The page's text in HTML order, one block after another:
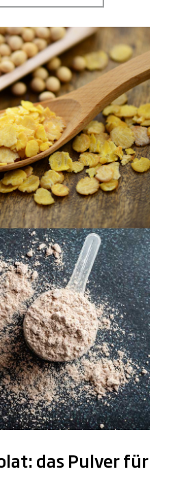
das Pulver für